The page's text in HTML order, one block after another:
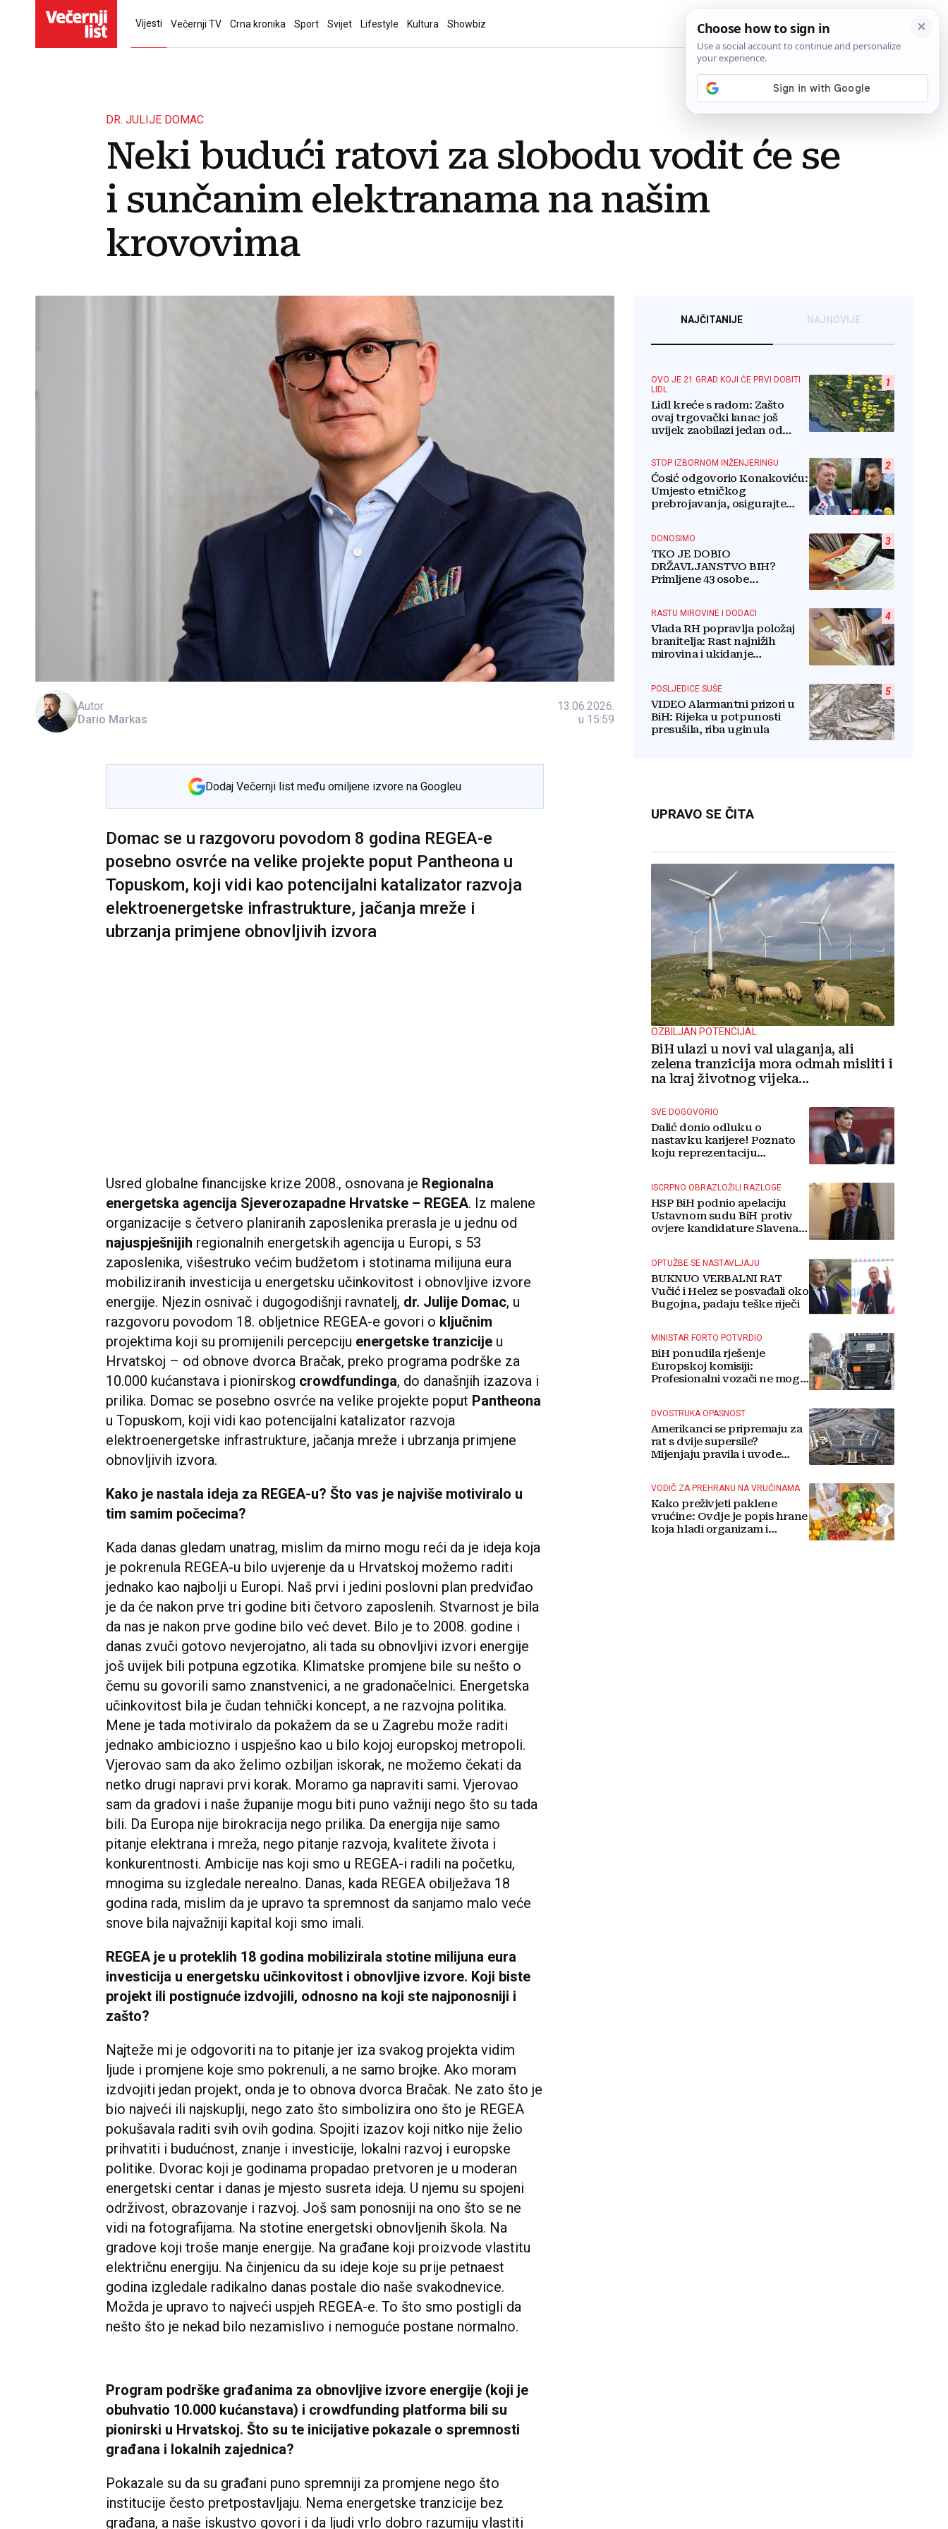
Vijesti Večernji TV Crna kronika Sport Svijet Lifestyle Kultura Showbiz
DR. JULIJE DOMAC
Neki budući ratovi za slobodu vodit će se
i sunčanim elektranama na našim
krovovima
Autor
Dario Markas
13.06.2026.
u 15:59
Dodaj Večernji list među omiljene izvore na Googleu
Domac se u razgovoru povodom 8 godina REGEA-e
posebno osvrće na velike projekte poput Pantheona u
Topuskom, koji vidi kao potencijalni katalizator razvoja
elektroenergetske infrastrukture, jačanja mreže i
ubrzanja primjene obnovljivih izvora
Usred globalne financijske krize 2008., osnovana je Regionalna
energetska agencija Sjeverozapadne Hrvatske – REGEA. Iz malene
organizacije s četvero planiranih zaposlenika prerasla je u jednu od
najuspješnijih regionalnih energetskih agencija u Europi, s 53
zaposlenika, višestruko većim budžetom i stotinama milijuna eura
mobiliziranih investicija u energetsku učinkovitost i obnovljive izvore
energije. Njezin osnivač i dugogodišnji ravnatelj, dr. Julije Domac, u
razgovoru povodom 18. obljetnice REGEA-e govori o ključnim
projektima koji su promijenili percepciju energetske tranzicije u
Hrvatskoj – od obnove dvorca Bračak, preko programa podrške za
10.000 kućanstava i pionirskog crowdfundinga, do današnjih izazova i
prilika. Domac se posebno osvrće na velike projekte poput Pantheona
u Topuskom, koji vidi kao potencijalni katalizator razvoja
elektroenergetske infrastrukture, jačanja mreže i ubrzanja primjene
obnovljivih izvora.
Kako je nastala ideja za REGEA-u? Što vas je najviše motiviralo u
tim samim počecima?
Kada danas gledam unatrag, mislim da mirno mogu reći da je ideja koja
je pokrenula REGEA-u bilo uvjerenje da u Hrvatskoj možemo raditi
jednako kao najbolji u Europi. Naš prvi i jedini poslovni plan predviđao
je da će nakon prve tri godine biti četvoro zaposlenih. Stvarnost je bila
da nas je nakon prve godine bilo već devet. Bilo je to 2008. godine i
danas zvuči gotovo nevjerojatno, ali tada su obnovljivi izvori energije
još uvijek bili potpuna egzotika. Klimatske promjene bile su nešto o
čemu su govorili samo znanstvenici, a ne gradonačelnici. Energetska
učinkovitost bila je čudan tehnički koncept, a ne razvojna politika.
Mene je tada motiviralo da pokažem da se u Zagrebu može raditi
jednako ambiciozno i uspješno kao u bilo kojoj europskoj metropoli.
Vjerovao sam da ako želimo ozbiljan iskorak, ne možemo čekati da
netko drugi napravi prvi korak. Moramo ga napraviti sami. Vjerovao
sam da gradovi i naše županije mogu biti puno važniji nego što su tada
bili. Da Europa nije birokracija nego prilika. Da energija nije samo
pitanje elektrana i mreža, nego pitanje razvoja, kvalitete života i
konkurentnosti. Ambicije nas koji smo u REGEA-i radili na početku,
mnogima su izgledale nerealno. Danas, kada REGEA obilježava 18
godina rada, mislim da je upravo ta spremnost da sanjamo malo veće
snove bila najvažniji kapital koji smo imali.
REGEA je u proteklih 18 godina mobilizirala stotine milijuna eura
investicija u energetsku učinkovitost i obnovljive izvore. Koji biste
projekt ili postignuće izdvojili, odnosno na koji ste najponosniji i
zašto?
Najteže mi je odgovoriti na to pitanje jer iza svakog projekta vidim
ljude i promjene koje smo pokrenuli, a ne samo brojke. Ako moram
izdvojiti jedan projekt, onda je to obnova dvorca Bračak. Ne zato što je
bio najveći ili najskuplji, nego zato što simbolizira ono što je REGEA
pokušavala raditi svih ovih godina. Spojiti izazov koji nitko nije želio
prihvatiti i budućnost, znanje i investicije, lokalni razvoj i europske
politike. Dvorac koji je godinama propadao pretvoren je u moderan
energetski centar i danas je mjesto susreta ideja. U njemu su spojeni
održivost, obrazovanje i razvoj. Još sam ponosniji na ono što se ne
vidi na fotografijama. Na stotine energetski obnovljenih škola. Na
gradove koji troše manje energije. Na građane koji proizvode vlastitu
električnu energiju. Na činjenicu da su ideje koje su prije petnaest
godina izgledale radikalno danas postale dio naše svakodnevice.
Možda je upravo to najveći uspjeh REGEA-e. To što smo postigli da
nešto što je nekad bilo nezamislivo i nemoguće postane normalno.
Program podrške građanima za obnovljive izvore energije (koji je
obuhvatio 10.000 kućanstava) i crowdfunding platforma bili su
pionirski u Hrvatskoj. Što su te inicijative pokazale o spremnosti
građana i lokalnih zajednica?
Pokazale su da su građani puno spremniji za promjene nego što
institucije često pretpostavljaju. Nema energetske tranzicije bez
građana, a naše iskustvo govori i da ljudi vrlo dobro razumiju vlastiti
NAJČITANIJE NAJNOVIJE
1
OVO JE 21 GRAD KOJI ĆE PRVI DOBITI
LIDL
Lidl kreće s radom: Zašto
ovaj trgovački lanac još
uvijek zaobilazi jedan od
2
STOP IZBORNOM INŽENJERINGU
Ćosić odgovorio Konakoviću:
Umjesto etničkog
prebrojavanja, osigurajte
3
DONOSIMO
TKO JE DOBIO
DRŽAVLJANSTVO BIH?
Primljene 43 osobe...
4
RASTU MIROVINE I DODACI
Vlada RH popravlja položaj
branitelja: Rast najnižih
mirovina i ukidanje
5
POSLJEDICE SUŠE
VIDEO Alarmantni prizori u
BiH: Rijeka u potpunosti
presušila, riba uginula
UPRAVO SE ČITA
OZBILJAN POTENCIJAL
BiH ulazi u novi val ulaganja, ali
zelena tranzicija mora odmah misliti i
na kraj životnog vijeka
SVE DOGOVORIO
Dalić donio odluku o
nastavku karijere! Poznato
koju reprezentaciju
ISCRPNO OBRAZLOŽILI RAZLOGE
HSP BiH podnio apelaciju
Ustavnom sudu BiH protiv
ovjere kandidature Slavena
OPTUŽBE SE NASTAVLJAJU
BUKNUO VERBALNI RAT
Vučić i Helez se posvađali oko
Bugojna, padaju teške riječi
MINISTAR FORTO POTVRDIO
BiH ponudila rješenje
Europskoj komisiji:
Profesionalni vozači ne mogu
DVOSTRUKA OPASNOST
Amerikanci se pripremaju za
rat s dvije supersile?
Mijenjaju pravila i uvode
VODIČ ZA PREHRANU NA VRUĆINAMA
Kako preživjeti paklene
vrućine: Ovdje je popis hrane
koja hladi organizam i